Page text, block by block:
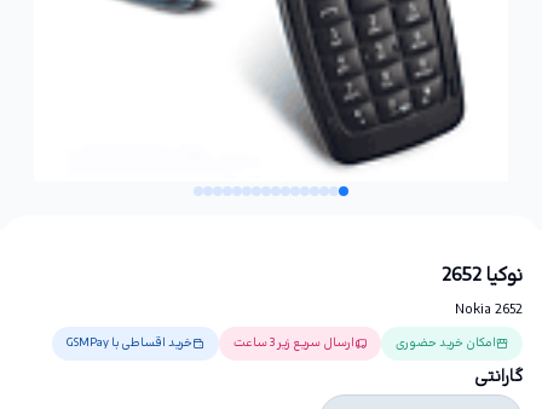
نوکیا 2652
Nokia 2652
امکان خرید حضوری ارسال سریع زیر 3 ساعت خرید اقساطی با GSMPay
گارانتی